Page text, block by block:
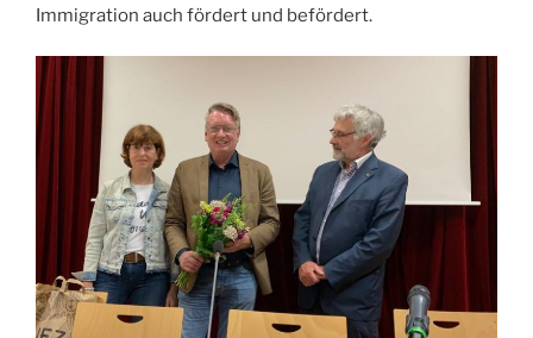
Immigration auch fördert und befördert.